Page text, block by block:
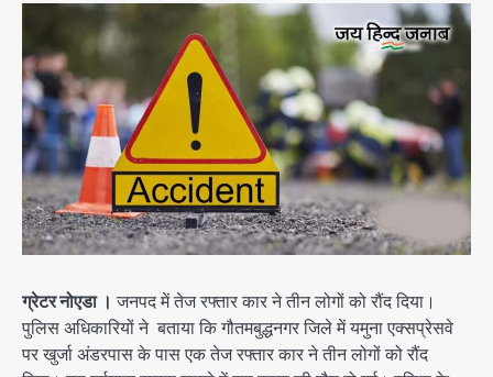
ग्रेटर नोएडा । जनपद में तेज रफ्तार कार ने तीन लोगों को रौंद दिया।
पुलिस अधिकारियों ने बताया कि गौतमबुद्धनगर जिले में यमुना एक्सप्रेसवे
पर खुर्जा अंडरपास के पास एक तेज रफ्तार कार ने तीन लोगों को रौंद